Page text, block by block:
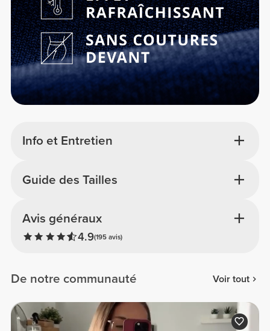
Info et Entretien
Avis généraux
4.9(195 avis)
Guide des Tailles
De notre communauté Voir tout